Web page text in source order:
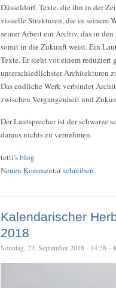
Düsseldorf. Texte, die ihn in der
visuelle Strukturen, die in seinem
seiner Arbeit ein Archiv, das in
somit in die Zukunft weist. Ein
Texte. Er steht vor einem reduziert
unterschiedlichster Architekturen
Das endliche Werk verbindet
zwischen Vergangenheit und
Der Lautsprecher ist der schwarze
daraus nichts zu vernehmen.
tetti's blog
Neuen Kommentar schreiben
Kalendarischer
2018
Sonntag, 23. September 2018 - 14:58 –